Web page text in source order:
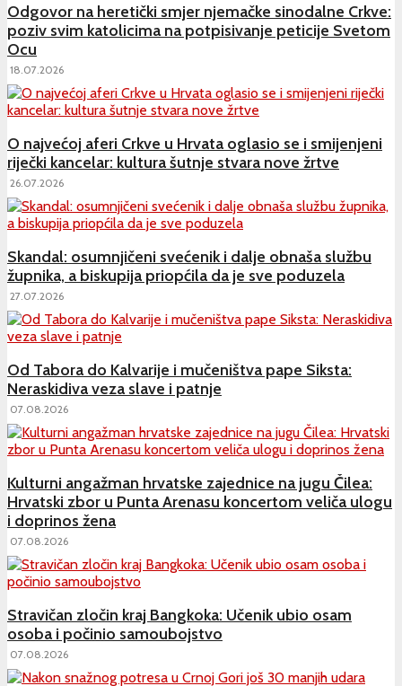
Odgovor na heretički smjer njemačke sinodalne Crkve:
poziv svim katolicima na potpisivanje peticije Svetom
Ocu
18.07.2026
O najvećoj aferi Crkve u Hrvata oglasio se i smijenjeni
riječki kancelar: kultura šutnje stvara nove žrtve
26.07.2026
Skandal: osumnjičeni svećenik i dalje obnaša službu
župnika, a biskupija priopćila da je sve poduzela
27.07.2026
Od Tabora do Kalvarije i mučeništva pape Siksta:
Neraskidiva veza slave i patnje
07.08.2026
Kulturni angažman hrvatske zajednice na jugu Čilea:
Hrvatski zbor u Punta Arenasu koncertom veliča ulogu
i doprinos žena
07.08.2026
Stravičan zločin kraj Bangkoka: Učenik ubio osam
osoba i počinio samoubojstvo
07.08.2026